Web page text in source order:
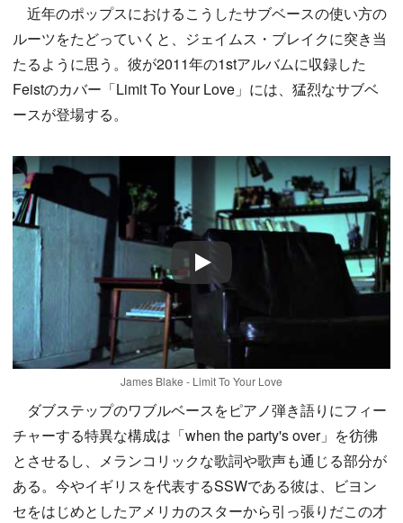
近年のポップスにおけるこうしたサブベースの使い方の
ルーツをたどっていくと、ジェイムス・ブレイクに突き当
たるように思う。彼が2011年の1stアルバムに収録した
Feistのカバー「Limit To Your Love」には、猛烈なサブベ
ースが登場する。
Play
James Blake - Limit To Your Love
ダブステップのワブルベースをピアノ弾き語りにフィー
チャーする特異な構成は「when the party's over」を彷彿
とさせるし、メランコリックな歌詞や歌声も通じる部分が
ある。今やイギリスを代表するSSWである彼は、ビヨン
セをはじめとしたアメリカのスターから引っ張りだこの才